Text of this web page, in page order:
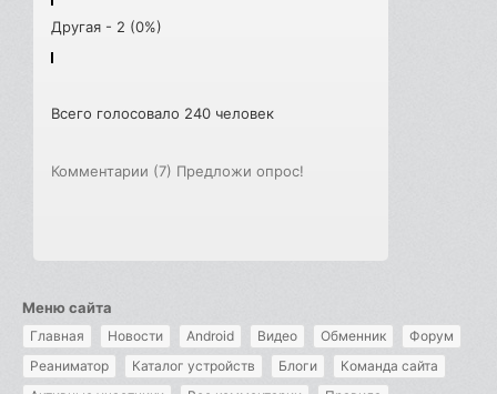
Другая - 2 (0%)
Всего голосовало 240 человек
Комментарии (7) Предложи опрос!
Меню сайта
Главная Новости Android Видео Обменник
Форум
Реаниматор
Каталог устройств Блоги
Команда сайта